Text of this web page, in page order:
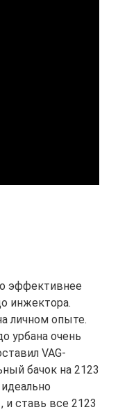
эффективнее
инжектора.
личном опыте.
урбана очень
VAG-
бачок на 2123
и ставь все 2123